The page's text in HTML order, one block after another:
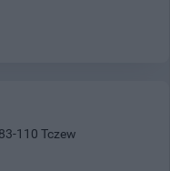
110 Tczew